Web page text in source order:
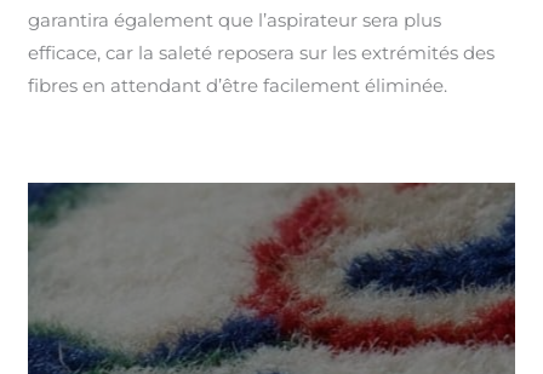
garantira également que l’aspirateur sera plus
efficace, car la saleté reposera sur les extrémités des
fibres en attendant d’être facilement éliminée.